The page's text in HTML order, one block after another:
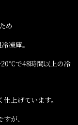
め
凍庫。
で48時間以上の冷
上げています。
が、